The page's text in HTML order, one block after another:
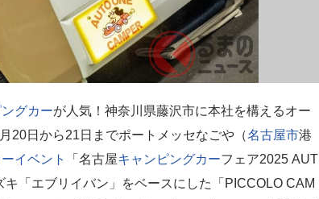
グカーが人気！神奈川県藤沢市に本社を構えるオー
20日から21日までポートメッセなごや（名古屋市港
イベント 「名古屋キャンピングカーフェア2025 AUT
「エブリイバン」をベースにした「PICCOLO CAM